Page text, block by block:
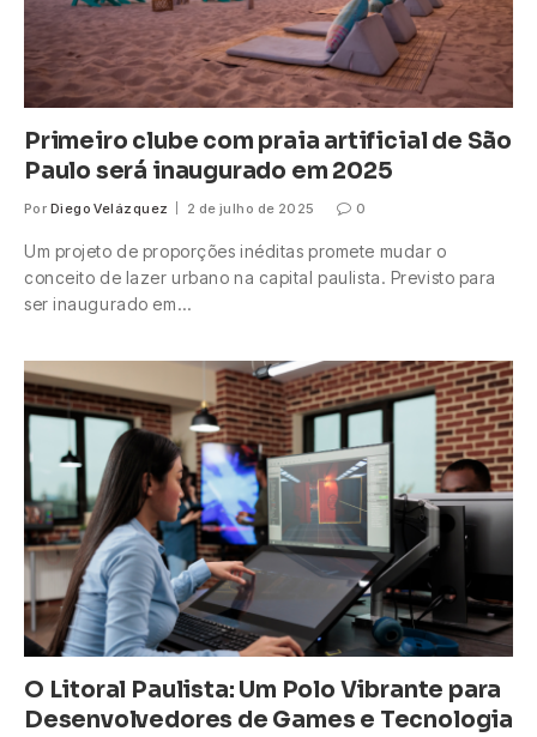
Primeiro clube com praia artificial de São
Paulo será inaugurado em 2025
Por Diego Velázquez 2 de julho de 2025 0
Um projeto de proporções inéditas promete mudar o
conceito de lazer urbano na capital paulista. Previsto para
ser inaugurado em…
O Litoral Paulista: Um Polo Vibrante para
Desenvolvedores de Games e Tecnologia